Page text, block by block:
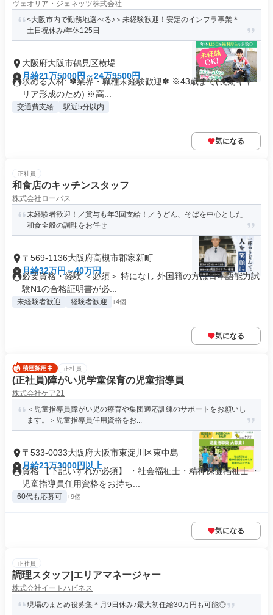
ヴェオリア・ジェネッツ株式会社
<大阪市内で勤務地選べる♪＞未経験歓迎！安定のインフラ事業＊
土日祝休み/年休125日
大阪府大阪市鶴見区横堤
月給21万5000円～24万9500円
求める人材: ✽業界・職種未経験歓迎✽ ※43歳まで(長期キャ
リア形成のため) ※高...
交通費支給 駅近5分以内
気になる
正社員
和食店のキッチンスタッフ
株式会社ローバス
未経験者歓迎！／賞与も年3回支給！／うどん、そばを中心とした
和食全般の調理をお任せ
〒569-1136大阪府高槻市郡家新町
月給32万円～40万円
必要資格・経験 ＜必須＞ 特になし 外国籍の方は日本語能力試
験N1の合格証明書が必...
未経験者歓迎 経験者歓迎 +4個
気になる
正社員
(正社員)障がい児学童保育の児童指導員
株式会社ケア21
＜児童指導員障がい児の療育や集団適応訓練のサポートをお願いし
ます。＞児童指導員任用資格をお...
〒533-0033大阪府大阪市東淀川区東中島
月給23万3000円以上
資格 【下記いずれか必須】 ・社会福祉士・精神保健福祉士 ・
児童指導員任用資格をお持ち...
60代も応募可 +9個
気になる
正社員
調理スタッフ|エリアマネージャー
株式会社イートハピネス
現場のまとめ役募集＊月9日休み♪最大初任給30万円も可能◎